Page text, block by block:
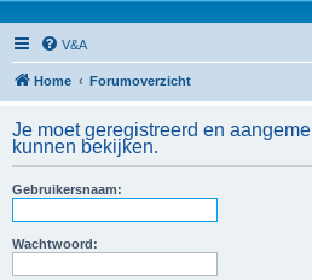
V&A
Home Forumoverzicht
Je moet geregistreerd en
kunnen bekijken.
Gebruikersnaam:
Wachtwoord: